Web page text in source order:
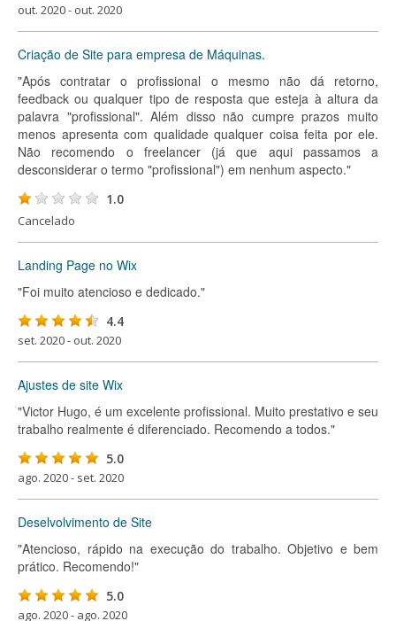
out. 2020 - out. 2020
Criação de Site para empresa de Máquinas.
"Após contratar o profissional o mesmo não dá retorno,
feedback ou qualquer tipo de resposta que esteja à altura da
palavra "profissional". Além disso não cumpre prazos muito
menos apresenta com qualidade qualquer coisa feita por ele.
Não recomendo o freelancer (já que aqui passamos a
desconsiderar o termo "profissional") em nenhum aspecto."
1.0
Cancelado
Landing Page no Wix
"Foi muito atencioso e dedicado."
4.4
set. 2020 - out. 2020
Ajustes de site Wix
"Victor Hugo, é um excelente profissional. Muito prestativo e seu
trabalho realmente é diferenciado. Recomendo a todos."
5.0
ago. 2020 - set. 2020
Deselvolvimento de Site
"Atencioso, rápido na execução do trabalho. Objetivo e bem
prático. Recomendo!"
5.0
ago. 2020 - ago. 2020